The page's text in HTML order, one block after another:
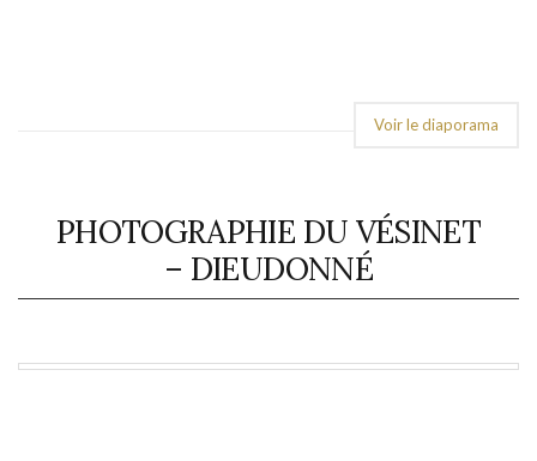
Voir le diaporama
PHOTOGRAPHIE DU VÉSINET
– DIEUDONNÉ